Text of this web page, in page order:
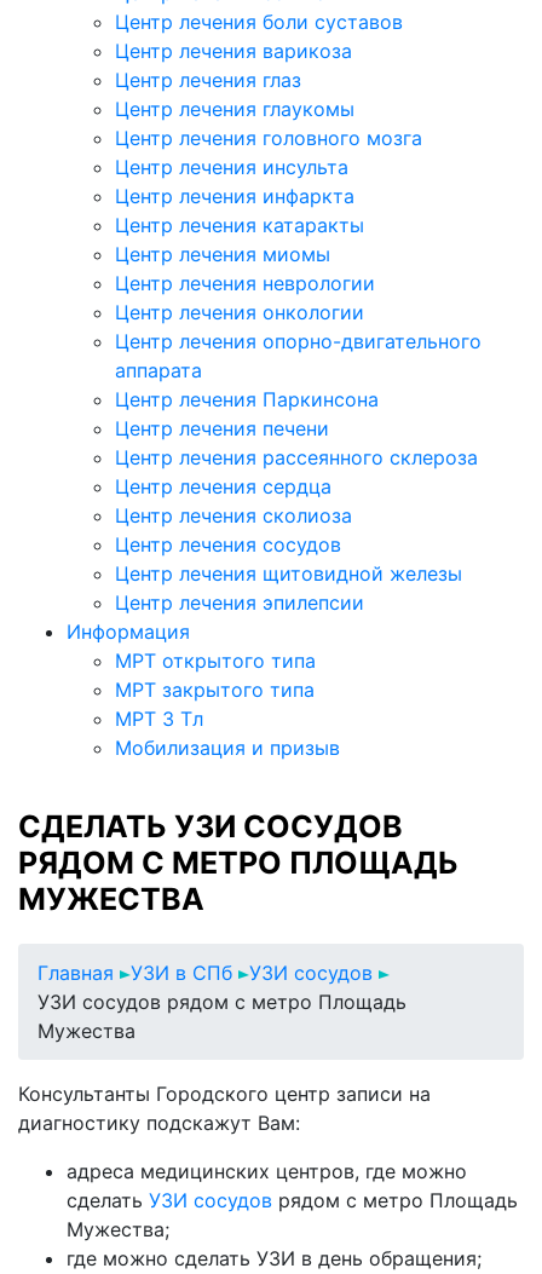
Центр лечения боли суставов
Центр лечения варикоза
Центр лечения глаз
Центр лечения глаукомы
Центр лечения головного мозга
Центр лечения инсульта
Центр лечения инфаркта
Центр лечения катаракты
Центр лечения миомы
Центр лечения неврологии
Центр лечения онкологии
Центр лечения опорно-двигательного
аппарата
Центр лечения Паркинсона
Центр лечения печени
Центр лечения рассеянного склероза
Центр лечения сердца
Центр лечения сколиоза
Центр лечения сосудов
Центр лечения щитовидной железы
Центр лечения эпилепсии
Информация
МРТ открытого типа
МРТ закрытого типа
МРТ 3 Тл
Мобилизация и призыв
СДЕЛАТЬ УЗИ СОСУДОВ
РЯДОМ С МЕТРО ПЛОЩАДЬ
МУЖЕСТВА
Главная УЗИ в СПб
УЗИ сосудов
УЗИ сосудов рядом с метро Площадь
Мужества
Консультанты Городского центр записи на
диагностику подскажут Вам:
адреса медицинских центров, где можно
сделать УЗИ сосудов рядом с метро Площадь
Мужества;
где можно сделать УЗИ в день обращения;